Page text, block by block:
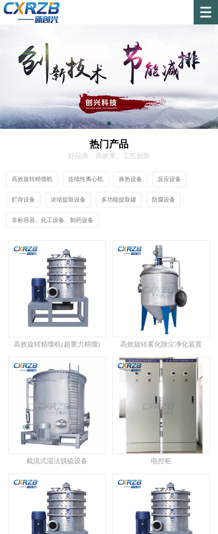
热门产品
好品质、高效率、工艺创新
高效旋转精馏机 连续性离心机 换热设备 反应设备
贮存设备 浓缩提取设备 多功能提取罐 防腐设备
非标容器、化工设备、制药设备
高效旋转精馏机(超重力精馏) 高效旋转雾化除尘净化装置
截流式湿法脱硫设备 电控柜